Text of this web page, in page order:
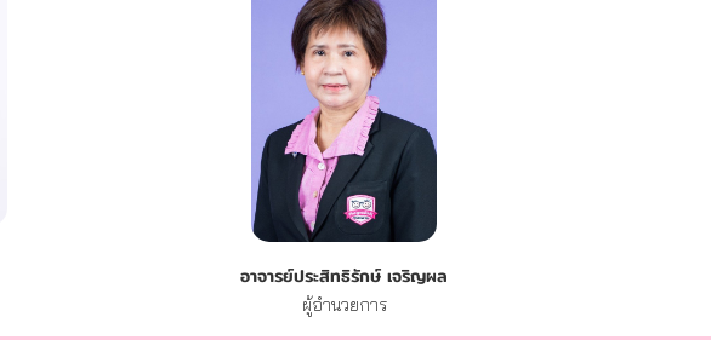
อาจารย์ประสิทธิรักษ์ เจริญผล
ผู้อำนวยการ